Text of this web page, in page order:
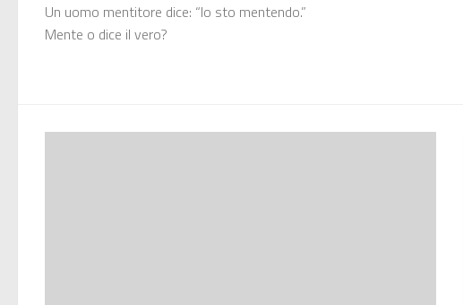
Un uomo mentitore dice: “Io sto mentendo.”
Mente o dice il vero?